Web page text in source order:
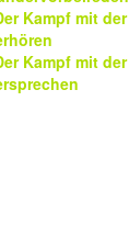
Kampf mit der
Kampf mit der